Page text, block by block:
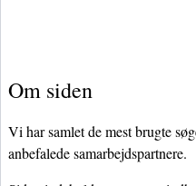
Om siden
Vi har samlet de mest brugte
anbefalede samarbejdspartnere.